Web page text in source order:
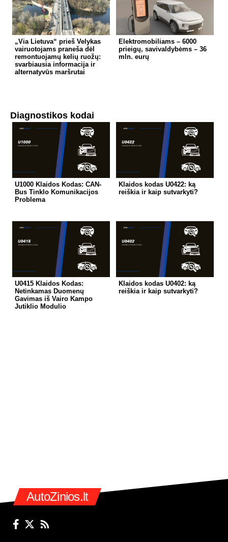
„Via Lietuva“ prieš Velykas
vairuotojams praneša dėl
remontuojamų kelių ruožų:
svarbiausia informacija ir
alternatyvūs maršrutai
Elektromobiliams – 6000
prieigų, savivaldybėms – 36
mln. eurų
Diagnostikos kodai
U1000 Klaidos Kodas: CAN-
Bus Tinklo Komunikacijos
Problema
Klaidos kodas U0422: ką
reiškia ir kaip sutvarkyti?
U0415 Klaidos Kodas:
Netinkamas Duomenų
Gavimas iš Vairo Kampo
Jutiklio Modulio
Klaidos kodas U0402: ką
reiškia ir kaip sutvarkyti?
AutoZinios.lt